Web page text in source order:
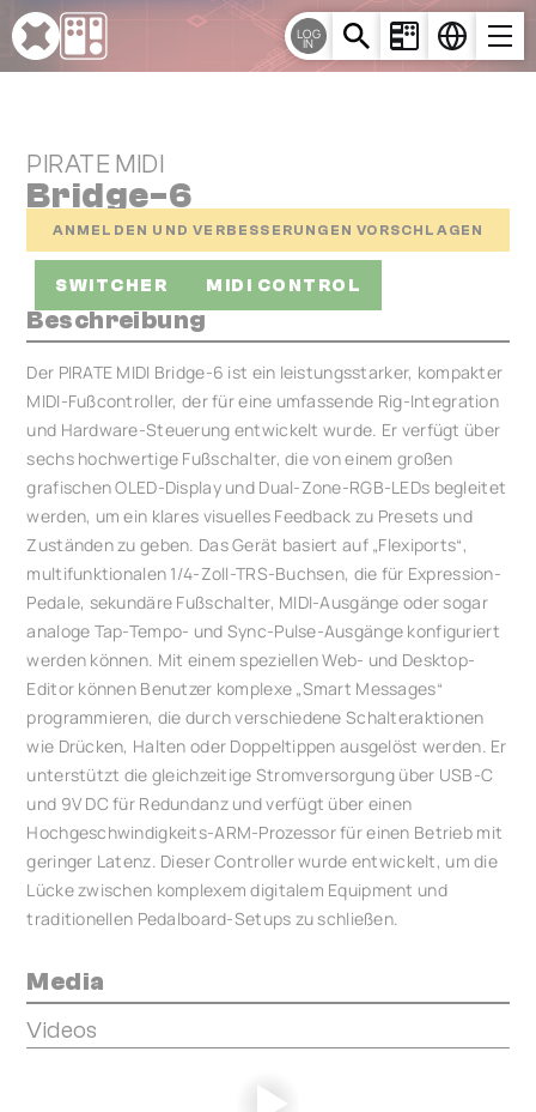
Cookie-Einstellungen
LOG
IN
PIRATE MIDI
Bridge-6
ANMELDEN UND VERBESSERUNGEN VORSCHLAGEN
SWITCHER MIDI CONTROL
Beschreibung
Der PIRATE MIDI Bridge-6 ist ein leistungsstarker, kompakter
MIDI-Fußcontroller, der für eine umfassende Rig-Integration
und Hardware-Steuerung entwickelt wurde. Er verfügt über
sechs hochwertige Fußschalter, die von einem großen
grafischen OLED-Display und Dual-Zone-RGB-LEDs begleitet
werden, um ein klares visuelles Feedback zu Presets und
Zuständen zu geben. Das Gerät basiert auf „Flexiports“,
multifunktionalen 1/4-Zoll-TRS-Buchsen, die für Expression-
Pedale, sekundäre Fußschalter, MIDI-Ausgänge oder sogar
analoge Tap-Tempo- und Sync-Pulse-Ausgänge konfiguriert
werden können. Mit einem speziellen Web- und Desktop-
Editor können Benutzer komplexe „Smart Messages“
programmieren, die durch verschiedene Schalteraktionen
wie Drücken, Halten oder Doppeltippen ausgelöst werden. Er
unterstützt die gleichzeitige Stromversorgung über USB-C
und 9V DC für Redundanz und verfügt über einen
Hochgeschwindigkeits-ARM-Prozessor für einen Betrieb mit
geringer Latenz. Dieser Controller wurde entwickelt, um die
Lücke zwischen komplexem digitalem Equipment und
traditionellen Pedalboard-Setups zu schließen.
Media
Videos